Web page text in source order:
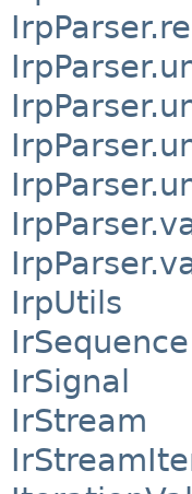
IrpUtils
IrSequence
IrSignal
IrStream